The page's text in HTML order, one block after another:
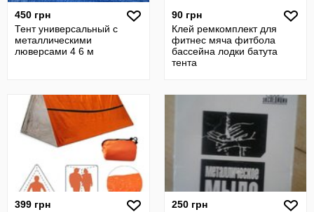
450 грн
Тент универсальный с
металлическими
люверсами 4 6 м
90 грн
Клей ремкомплект для
фитнес мяча фитбола
бассейна лодки батута
тента
399 грн
250 грн